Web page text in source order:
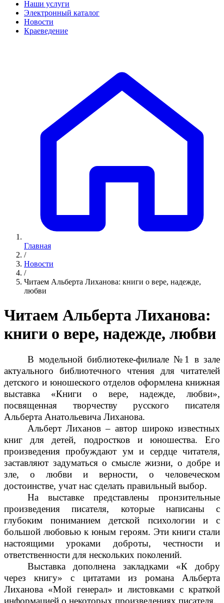
Наши услуги
Электронный каталог
Новости
Краеведение
Главная
/
Новости
/
Читаем Альберта Лиханова: книги о вере, надежде,
любви
Читаем Альберта Лиханова:
книги о вере, надежде, любви
В модельной библиотеке-филиале №1 в зале
актуального библиотечного чтения для читателей
детского и юношеского отделов оформлена книжная
выставка «Книги о вере, надежде, любви»,
посвященная творчеству русского писателя
Альберта Анатольевича Лиханова.
Альберт Лиханов – автор широко известных
книг для детей, подростков и юношества. Его
произведения пробуждают ум и сердце читателя,
заставляют задуматься о смысле жизни, о добре и
зле, о любви и верности, о человеческом
достоинстве, учат нас сделать правильный выбор.
На выставке представлены пронзительные
произведения писателя, которые написаны с
глубоким пониманием детской психологии и с
большой любовью к юным героям. Эти книги стали
настоящими уроками доброты, честности и
ответственности для нескольких поколений.
Выставка дополнена закладками «К добру
через книгу» с цитатами из романа Альберта
Лиханова «Мой генерал» и листовками с краткой
информацией о некоторых произведениях писателя.